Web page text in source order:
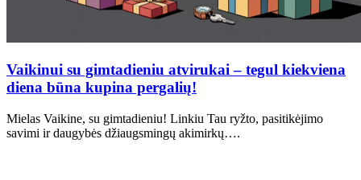
Vaikinui su gimtadieniu atvirukai – tegul kiekviena
diena būna kupina pergalių!
Mielas Vaikine, su gimtadieniu! Linkiu Tau ryžto, pasitikėjimo
savimi ir daugybės džiaugsmingų akimirkų….